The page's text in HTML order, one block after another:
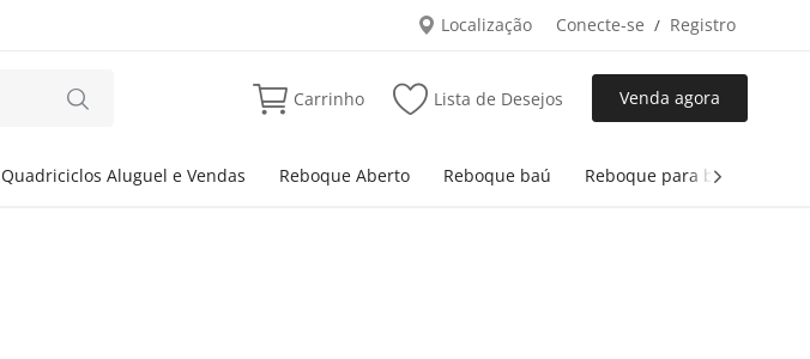
Localização Conecte-se / Registro
Carrinho Lista de Desejos Venda agora
Quadriciclos Aluguel e Vendas Reboque Aberto Reboque baú Reboque para bobina